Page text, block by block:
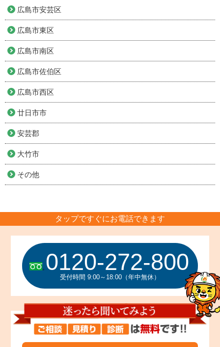
広島市安芸区
広島市東区
広島市南区
広島市佐伯区
広島市西区
廿日市市
安芸郡
大竹市
その他
タップですぐにお電話できます
0120-272-800
受付時間 9:00～18:00（年中無休）